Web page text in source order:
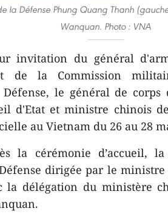
la Défense Phung Quang Thanh
Wanquan. Photo : VNA
invitation du général
de la Commission
le général de corps
d'Etat et ministre chinois
au Vietnam du 26 au 28
la cérémonie d’accueil,
dirigée par​ le ministre
la délégation du ministère